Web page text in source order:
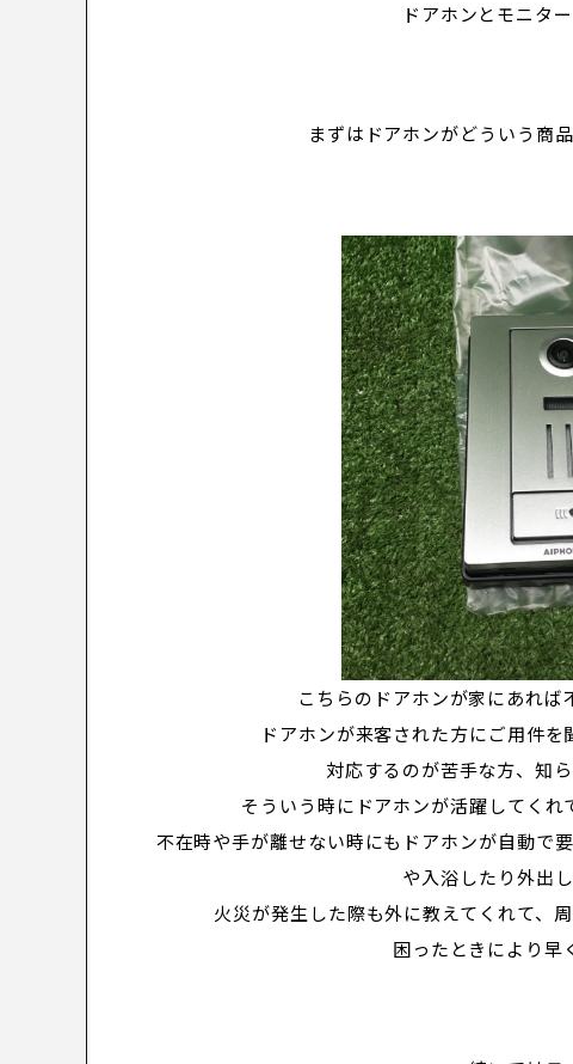
ドアホンとモニタ
まずはドアホンがどういう商
こちらのドアホンが家にあれば
ドアホンが来客された方にご用件を
対応するのが苦手な方、知
そういう時にドアホンが活躍してくれ
不在時や手が離せない時にもドアホンが自動で
や入浴したり外出
火災が発生した際も外に教えてくれて、
困ったときにより早